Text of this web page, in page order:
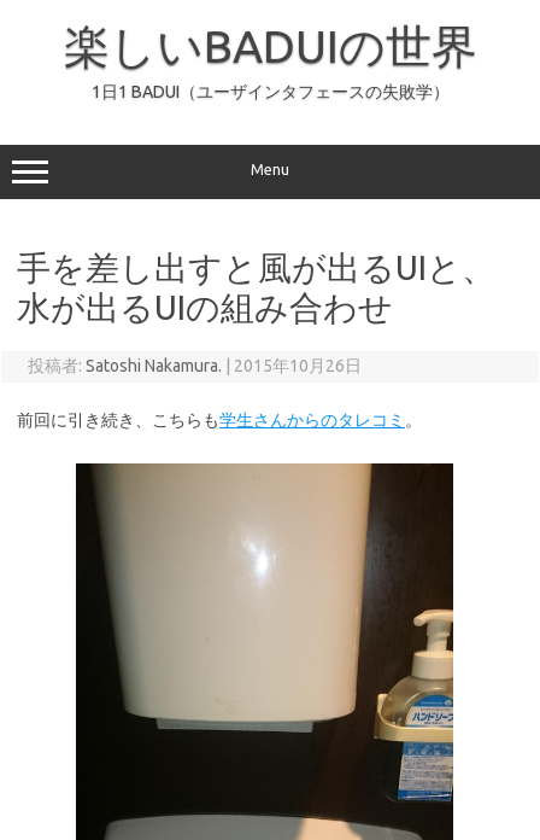
ッ
プ
楽しいBADUIの世界
1日1 BADUI（ユーザインタフェースの失敗学）
Menu
手を差し出すと風が出るUIと、
水が出るUIの組み合わせ
投稿者: Satoshi Nakamura. 2015年10月26日
前回に引き続き、こちらも学生さんからのタレコミ 。